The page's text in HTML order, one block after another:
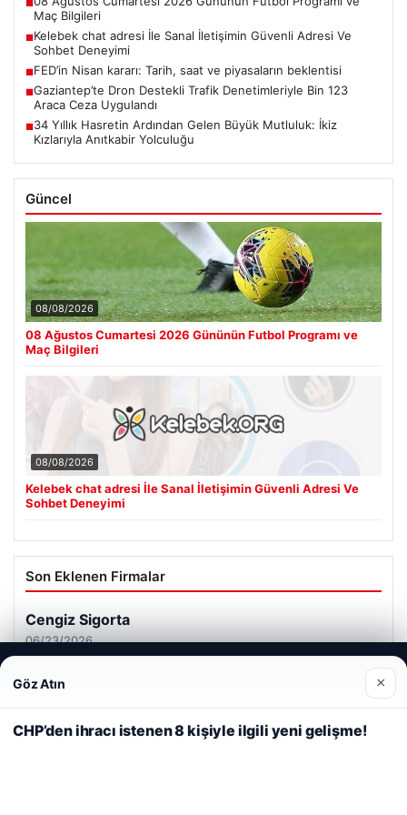
■
Maç Bilgileri
■Kelebek chat adresi İle Sanal İletişimin Güvenli Adresi Ve
Sohbet Deneyimi
■FED’in Nisan kararı: Tarih, saat ve piyasaların beklentisi
■Gaziantep’te Dron Destekli Trafik Denetimleriyle Bin 123
Araca Ceza Uygulandı
■34 Yıllık Hasretin Ardından Gelen Büyük Mutluluk: İkiz
Kızlarıyla Anıtkabir Yolculuğu
Güncel
08/08/2026
08 Ağustos Cumartesi 2026 Gününün Futbol Programı ve
Maç Bilgileri
08/08/2026
Kelebek chat adresi İle Sanal İletişimin Güvenli Adresi Ve
Sohbet Deneyimi
Son Eklenen Firmalar
Cengiz Sigorta
06/23/2026
deneyiminizi kişiselleştirmek ve geliştirmek amacıyla çerezler
kullanıyoruz.Çerez Politikamız
Reddet Kabul Et
Göz Atın ×
CHP’den ihracı istenen 8 kişiyle ilgili yeni gelişme!